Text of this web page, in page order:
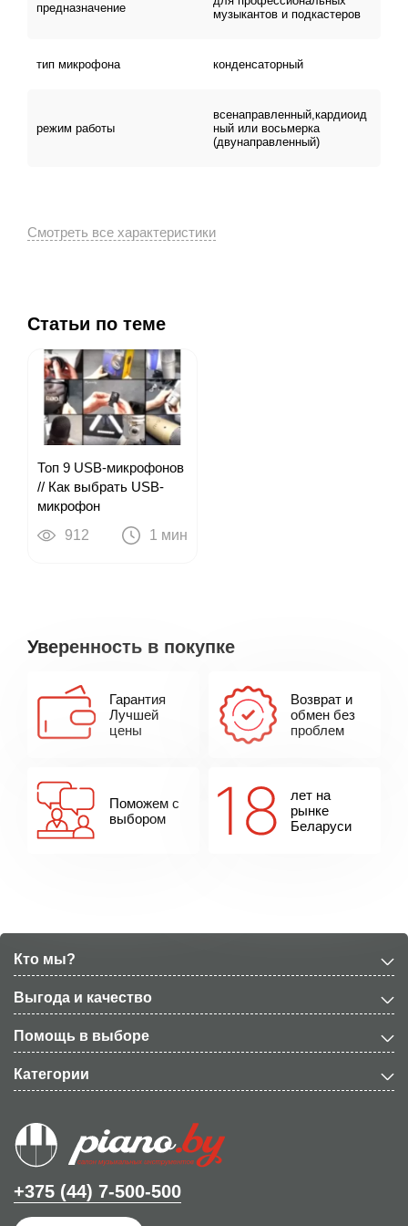
предназначение
музыкантов и подкастеров
тип микрофона конденсаторный
режим работы
всенаправленный,кардиоид
ный или восьмерка
(двунаправленный)
Статьи по теме
Топ 9 USB-микрофонов
// Как выбрать USB-
микрофон
912
1 мин
Уверенность в покупке
Гарантия
Лучшей
цены
Возврат и
обмен без
проблем
Поможем с
выбором
лет на
рынке
Беларуси
Кто мы?
Выгода и качество
Помощь в выборе
Категории
+375 (44) 7-500-500